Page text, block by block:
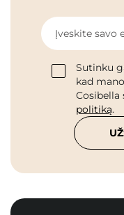
Įveskite savo
Sutinku
kad
Cosibella
politiką.